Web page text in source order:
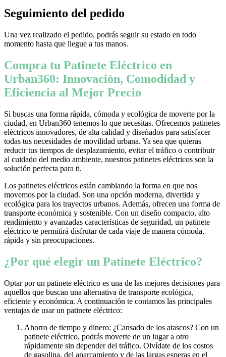
Seguimiento del pedido
Una vez realizado el pedido, podrás seguir su estado en todo
momento hasta que llegue a tus manos.
Compra tu Patinete Eléctrico en
Urban360: Innovación, Comodidad y
Eficiencia al Mejor Precio
Si buscas una forma rápida, cómoda y ecológica de moverte por la
ciudad, en Urban360 tenemos lo que necesitas. Ofrecemos patinetes
eléctricos innovadores, de alta calidad y diseñados para satisfacer
todas tus necesidades de movilidad urbana. Ya sea que quieras
reducir tus tiempos de desplazamiento, evitar el tráfico o contribuir
al cuidado del medio ambiente, nuestros patinetes eléctricos son la
solución perfecta para ti.
Los patinetes eléctricos están cambiando la forma en que nos
movemos por la ciudad. Son una opción moderna, divertida y
ecológica para los trayectos urbanos. Además, ofrecen una forma de
transporte económica y sostenible. Con un diseño compacto, alto
rendimiento y avanzadas características de seguridad, un patinete
eléctrico te permitirá disfrutar de cada viaje de manera cómoda,
rápida y sin preocupaciones.
¿Por qué elegir un Patinete Eléctrico?
Optar por un patinete eléctrico es una de las mejores decisiones para
aquellos que buscan una alternativa de transporte ecológica,
eficiente y económica. A continuación te contamos las principales
ventajas de usar un patinete eléctrico:
Ahorro de tiempo y dinero: ¿Cansado de los atascos? Con un
patinete eléctrico, podrás moverte de un lugar a otro
rápidamente sin depender del tráfico. Olvídate de los costos
de gasolina, del aparcamiento y de las largas esperas en el